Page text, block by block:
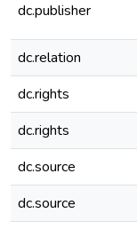
dc.publisher
dc.relation
dc.rights
dc.rights
dc.source
dc.source